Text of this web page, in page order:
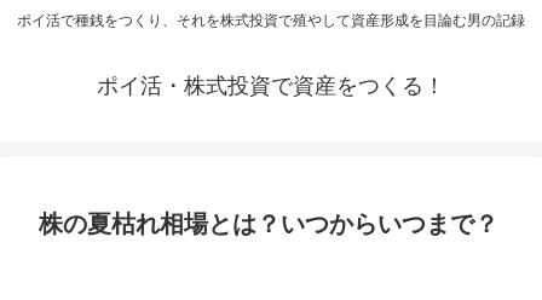
ポイ活で種銭をつくり、それを株式投資で殖やして資産形成を目論む男の記録
ポイ活・株式投資で資産をつくる！
株の夏枯れ相場とは？いつからいつまで？